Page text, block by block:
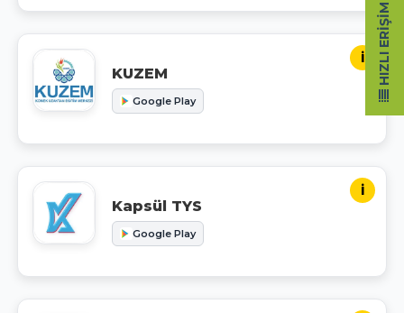
i
KUZEM
Google Play
i
Kapsül TYS
Google Play
HIZLI ERIŞIM